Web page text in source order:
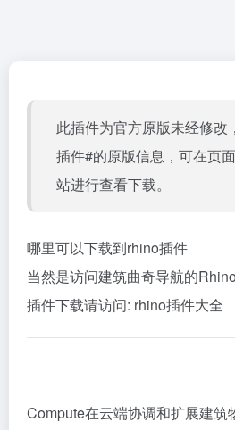
此插件为官方原版未经修改
插件#的原版信息，可在页
站进行查看下载。
哪里可以下载到rhino插件
当然是访问建筑曲奇导航的
插件下载请访问: rhino插件大全
Compute在云端协调和扩展建筑